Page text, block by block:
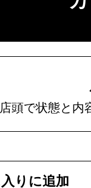
店頭で状態と内